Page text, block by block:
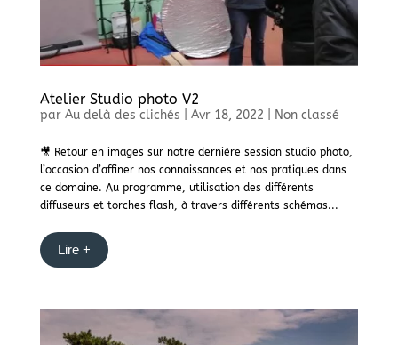
Atelier Studio photo V2
par Au delà des clichés Avr 18, 2022 Non classé
🎥 Retour en images sur notre dernière session studio photo,
l’occasion d’affiner nos connaissances et nos pratiques dans
ce domaine. Au programme, utilisation des différents
diffuseurs et torches flash, à travers différents schémas...
Lire +